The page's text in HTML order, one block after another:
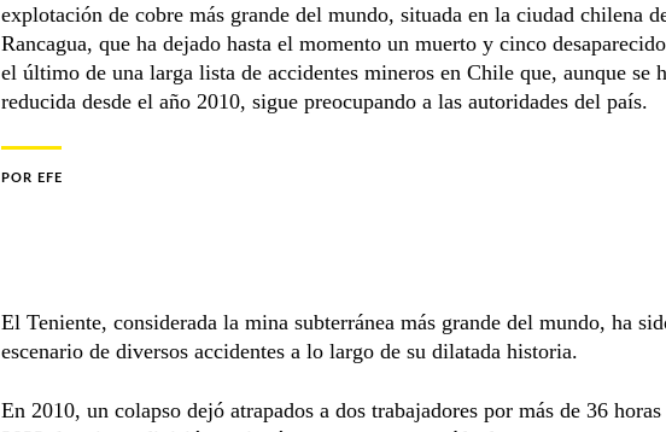
explotación de cobre más grande del mundo, situada en la ciudad chilena
Rancagua, que ha dejado hasta el momento un muerto y cinco
el último de una larga lista de accidentes mineros en Chile que, aunque se
reducida desde el año 2010, sigue preocupando a las autoridades del país.
POR EFE
El Teniente, considerada la mina subterránea más grande del mundo, ha
escenario de diversos accidentes a lo largo de su dilatada historia.
En 2010, un colapso dejó atrapados a dos trabajadores por más de 36 horas